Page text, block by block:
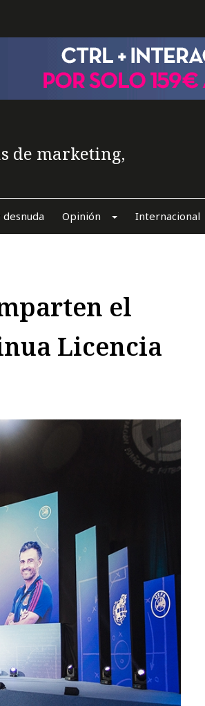
de marketing,
Opinión Internacional
el
Licencia